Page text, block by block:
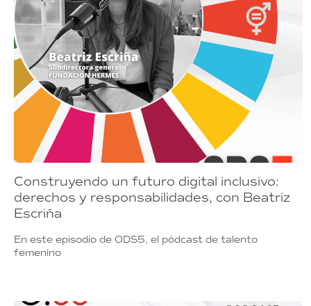
Construyendo un futuro digital inclusivo:
derechos y responsabilidades, con Beatriz
Escriña
En este episodio de ODS5, el pódcast de talento
femenino